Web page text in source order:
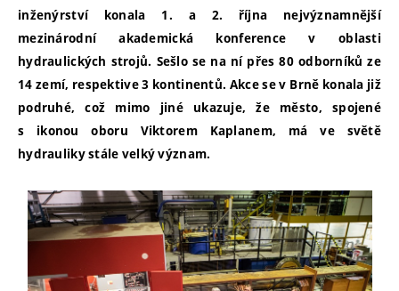
inženýrství konala 1. a 2. října nejvýznamnější
mezinárodní akademická konference v oblasti
hydraulických strojů. Sešlo se na ní přes 80 odborníků ze
14 zemí, respektive 3 kontinentů. Akce se v Brně konala již
podruhé, což mimo jiné ukazuje, že město, spojené
s ikonou oboru Viktorem Kaplanem, má ve světě
hydrauliky stále velký význam.